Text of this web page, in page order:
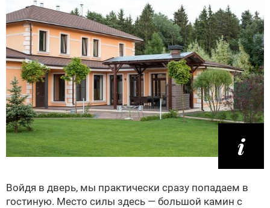
Войдя в дверь, мы практически сразу попадаем в
гостиную. Место силы здесь — большой камин с